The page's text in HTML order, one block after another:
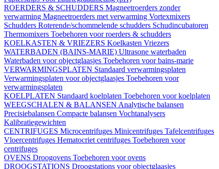
ROERDERS & SCHUDDERS Magneetroerders zonder
verwarming Magneetroerders met verwarming Vortexmixers
Schudders Roterende/schommelende schudders Schudincubatoren
Thermomixers Toebehoren voor roerders & schudders
KOELKASTEN & VRIEZERS Koelkasten Vriezers
WATERBADEN (BAINS-MARIE) Ultrasone waterbaden
Waterbaden voor objectglaasjes Toebehoren voor bains-marie
VERWARMINGSPLATEN Standaard verwarmingsplaten
Verwarmingsplaten voor objectglaasjes Toebehoren voor
verwarmingsplaten
KOELPLATEN Standaard koelplaten Toebehoren voor koelplaten
WEEGSCHALEN & BALANSEN Analytische balansen
Precisiebalansen Compacte balansen Vochtanalysers
Kalibratiegewichten
CENTRIFUGES Microcentrifuges Minicentrifuges Tafelcentrifuges
Vloercentrifuges Hematocriet centrifuges Toebehoren voor
centrifuges
OVENS Droogovens Toebehoren voor ovens
DROOGSTATIONS Droogstations voor objectglaasjes